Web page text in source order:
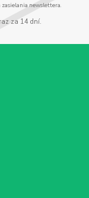
zasielania newslettera.
za 14 dní.